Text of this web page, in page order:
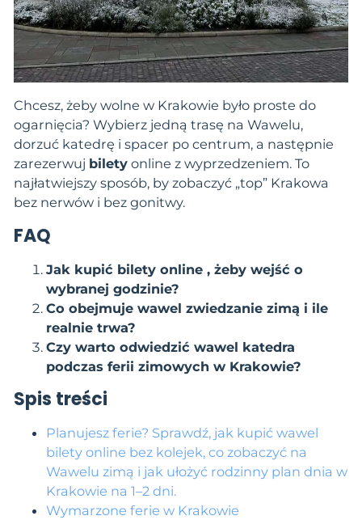
Chcesz, żeby wolne w Krakowie było proste do
ogarnięcia? Wybierz jedną trasę na Wawelu,
dorzuć katedrę i spacer po centrum, a następnie
zarezerwuj biletyonline z wyprzedzeniem. To
najłatwiejszy sposób, by zobaczyć „top” Krakowa
bez nerwów i bez gonitwy.
FAQ
Jak kupić bilety online , żeby wejść o
wybranej godzinie?
Co obejmuje wawel zwiedzanie zimą i ile
realnie trwa?
Czy warto odwiedzić wawel katedra
podczas ferii zimowych w Krakowie?
Spis treści
Planujesz ferie? Sprawdź, jak kupić wawel
bilety online bez kolejek, co zobaczyć na
Wawelu zimą i jak ułożyć rodzinny plan dnia w
Krakowie na 1–2 dni.
Wymarzone ferie w Krakowie